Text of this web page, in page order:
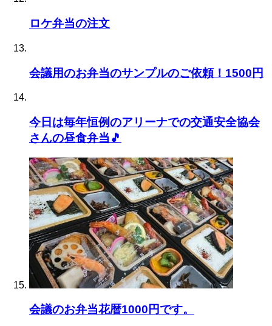
ロケ弁当の注文
会議用のお弁当のサンプルのご依頼！1500円
今日は毎年恒例のアリーナでの交通安全協会
さんの昼食弁当🎵
会議のお弁当花暦1000円です。